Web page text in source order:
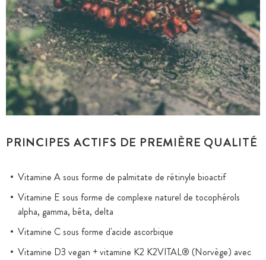
PRINCIPES ACTIFS DE PREMIÈRE QUALITÉ
Vitamine A sous forme de palmitate de rétinyle bioactif
Vitamine E sous forme de complexe naturel de tocophérols
alpha, gamma, bêta, delta
Vitamine C sous forme d'acide ascorbique
Vitamine D3 vegan + vitamine K2 K2VITAL® (Norvège) avec